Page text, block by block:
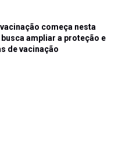
começa nesta
ampliar a proteção e
de vacinação